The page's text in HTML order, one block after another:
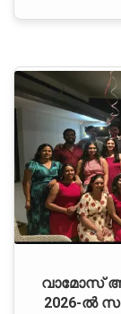
വാമോസ്
2026-ൽ